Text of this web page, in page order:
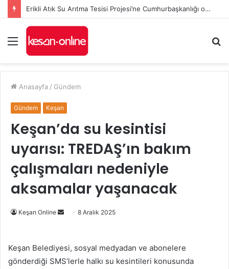
Erikli Atık Su Arıtma Tesisi Projesi’ne Cumhurbaşkanlığı onayı
Menü
...
Anasayfa / Gündem
Gündem Keşan
Keşan’da su kesintisi
uyarısı: TREDAŞ’ın bakım
çalışmaları nedeniyle
aksamalar yaşanacak
Keşan Online
Bir
göndermek
8 Aralık 2025
Keşan Belediyesi, sosyal medyadan ve abonelere
gönderdiği SMS’lerle halkı su kesintileri konusunda